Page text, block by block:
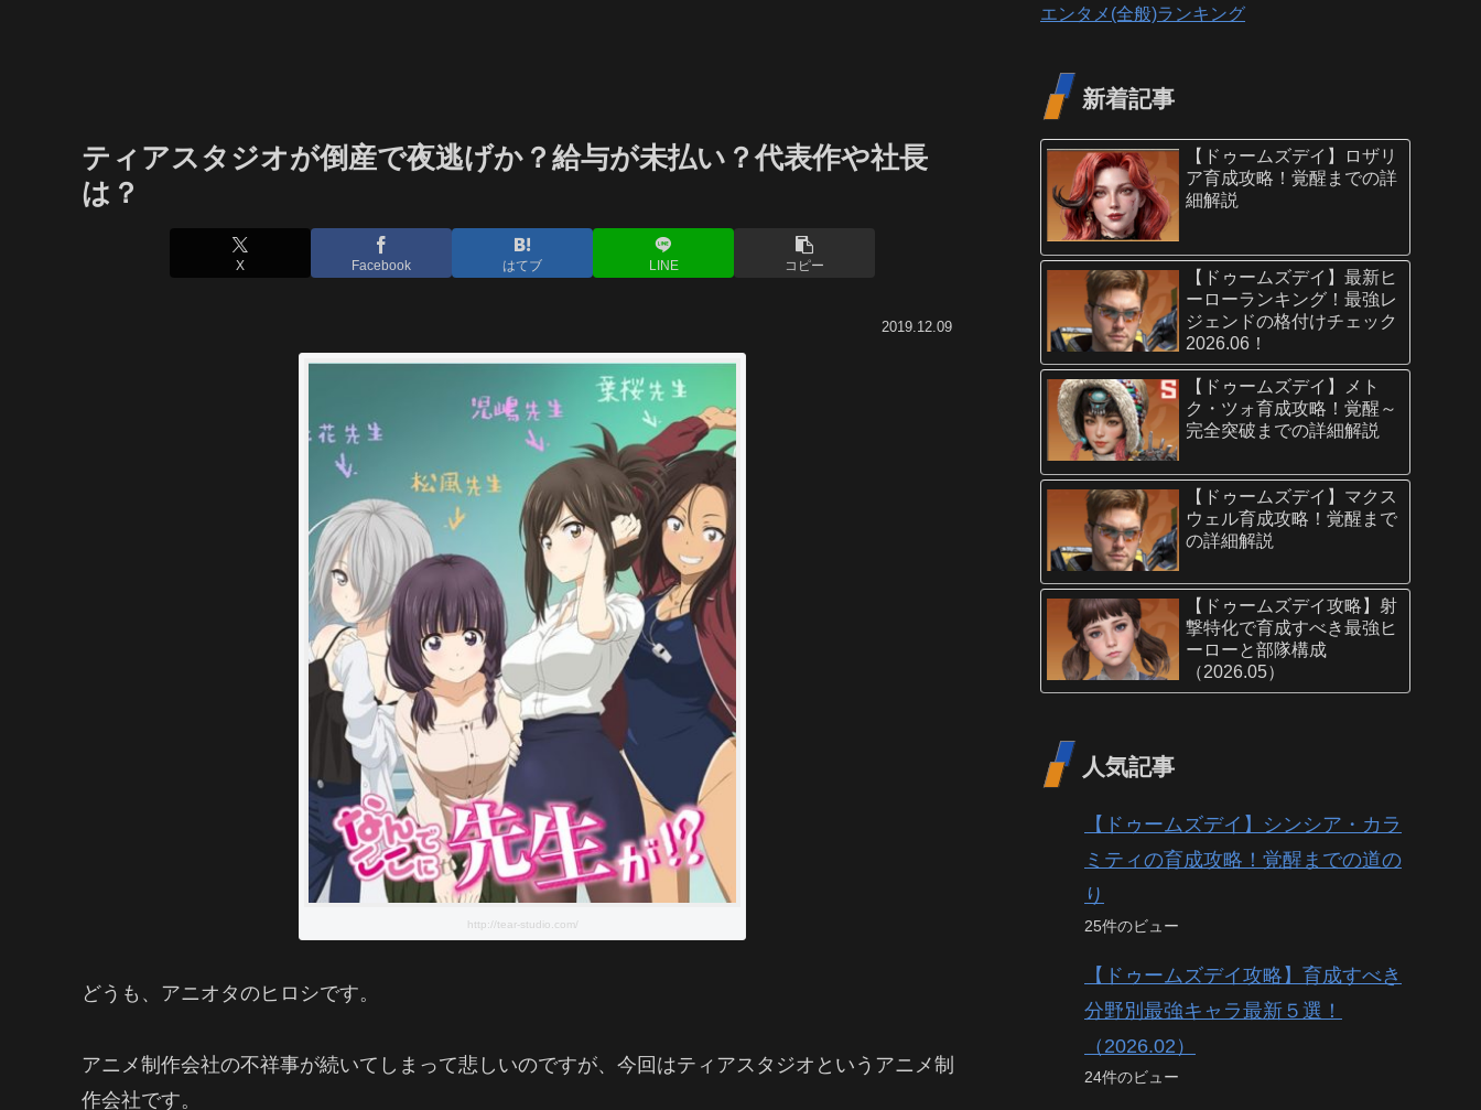
ティアスタジオが倒産で夜逃げか？給与が未払い？代表作や社長
は？
X Facebook はてブ LINE コピー
2019.12.09
http://tear-studio.com/
どうも、アニオタのヒロシです。
アニメ制作会社の不祥事が続いてしまって悲しいのですが、今回はティアスタジオというアニメ制
作会社です。
エンタメ(全般)ランキング
新着記事
【ドゥームズデイ】ロザリ
ア育成攻略！覚醒までの詳
細解説
【ドゥームズデイ】最新ヒ
ーローランキング！最強レ
ジェンドの格付けチェック
2026.06！
【ドゥームズデイ】メト
ク・ツォ育成攻略！覚醒～
完全突破までの詳細解説
【ドゥームズデイ】マクス
ウェル育成攻略！覚醒まで
の詳細解説
【ドゥームズデイ攻略】射
撃特化で育成すべき最強ヒ
ーローと部隊構成
（2026.05）
人気記事
【ドゥームズデイ】シンシア・カラ
ミティの育成攻略！覚醒までの道の
り
25件のビュー
【ドゥームズデイ攻略】育成すべき
分野別最強キャラ最新５選！
（2026.02）
24件のビュー